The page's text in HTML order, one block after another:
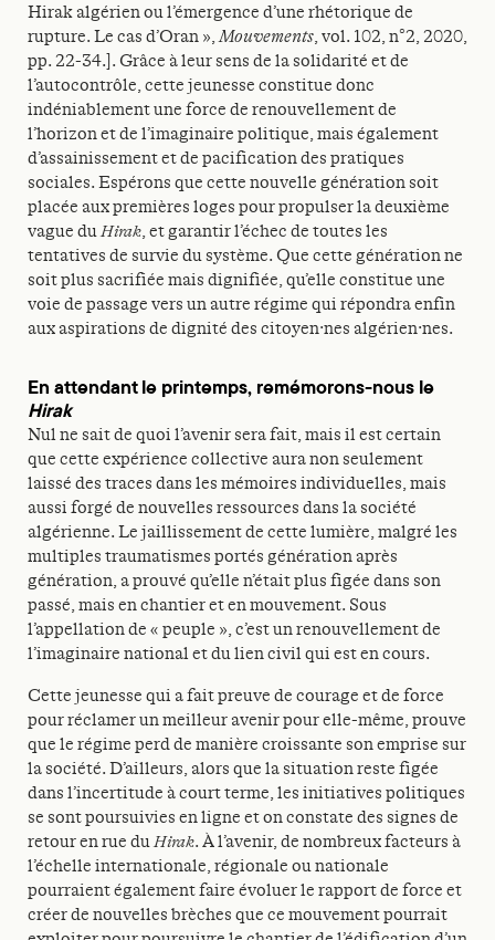
Hirak algérien ou l’émergence d’une rhétorique de
rupture. Le cas d’Oran »,Mouvements, vol. 102, n°2, 2020,
pp. 22-34.]. Grâce à leur sens de la solidarité et de
l’autocontrôle, cette jeunesse constitue donc
indéniablement une force de renouvellement de
l’horizon et de l’imaginaire politique, mais également
d’assainissement et de pacification des pratiques
sociales. Espérons que cette nouvelle génération soit
placée aux premières loges pour propulser la deuxième
vague duHirak, et garantir l’échec de toutes les
tentatives de survie du système. Que cette génération ne
soit plus sacrifiée mais dignifiée, qu’elle constitue une
voie de passage vers un autre régime qui répondra enfin
aux aspirations de dignité des citoyen·nes algérien·nes.
En attendant le printemps, remémorons-nous le
Hirak
Nul ne sait de quoi l’avenir sera fait, mais il est certain
que cette expérience collective aura non seulement
laissé des traces dans les mémoires individuelles, mais
aussi forgé de nouvelles ressources dans la société
algérienne. Le jaillissement de cette lumière, malgré les
multiples traumatismes portés génération après
génération, a prouvé qu’elle n’était plus figée dans son
passé, mais en chantier et en mouvement. Sous
l’appellation de « peuple », c’est un renouvellement de
l’imaginaire national et du lien civil qui est en cours.
Cette jeunesse qui a fait preuve de courage et de force
pour réclamer un meilleur avenir pour elle-même, prouve
que le régime perd de manière croissante son emprise sur
la société. D’ailleurs, alors que la situation reste figée
dans l’incertitude à court terme, les initiatives politiques
se sont poursuivies en ligne et on constate des signes de
retour en rue duHirak. À l’avenir, de nombreux facteurs à
l’échelle internationale, régionale ou nationale
pourraient également faire évoluer le rapport de force et
créer de nouvelles brèches que ce mouvement pourrait